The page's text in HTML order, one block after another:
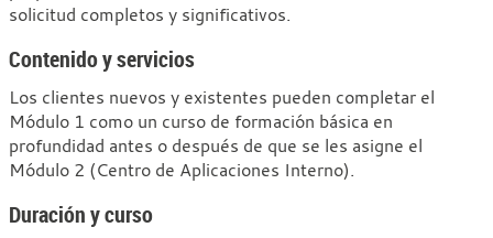
solicitud completos y significativos.
Contenido yservicios
Los clientes nuevos y existentes pueden completar el
Módulo 1 como un curso de formación básica en
profundidad antes o después de que se les asigne el
Módulo 2 (Centro de Aplicaciones Interno).
Duración y curso